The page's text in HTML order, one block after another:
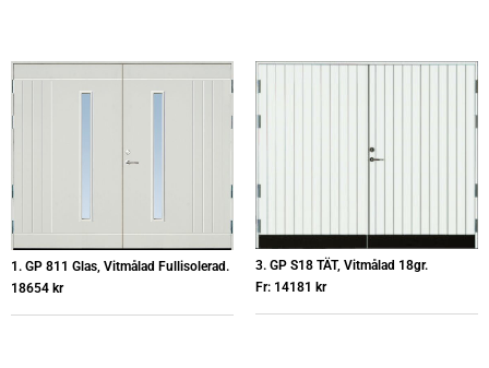
1. GP 811 Glas, Vitmålad Fullisolerad.
18654 kr
3. GP S18 TÄT, Vitmålad 18gr.
Fr: 14181 kr